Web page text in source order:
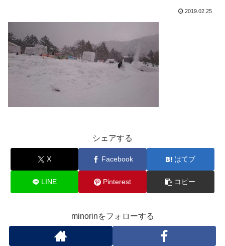
2019.02.25
シェアする
X Facebook はてブ
LINE Pinterest コピー
minorinをフォローする